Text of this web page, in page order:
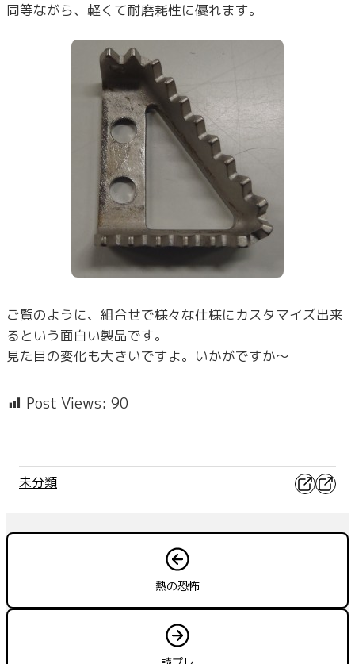
同等ながら、軽くて耐磨耗性に優れます。
ご覧のように、組合せで様々な仕様にカスタマイズ出来
るという面白い製品です。
見た目の変化も大きいですよ。いかがですか～
Post Views: 90
未分類 X
熱の恐怖